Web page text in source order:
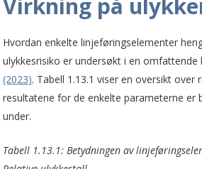
Virkning på
Hvordan enkelte linjeføringselementer
ulykkesrisiko er undersøkt i en
(2023). Tabell 1.13.1 viser en oversikt over
resultatene for de enkelte parameterne er
under.
Tabell 1.13.1: Betydningen av